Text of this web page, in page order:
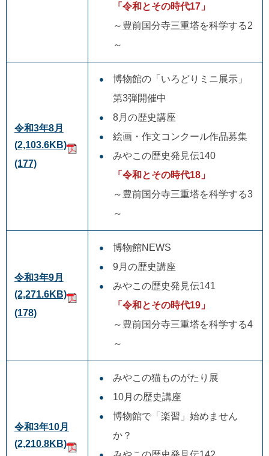
「令和とその時代17」
～豊前国分寺三重塔を科学する2
～
令和3年8月
(2,103.6KB)
(177)
博物館の「いろどりミニ展示」
第3弾開催中
8月の歴史講座
絵画・作文コンクール作品募集
みやこの歴史発見伝140
「令和とその時代18」
～豊前国分寺三重塔を科学する3
～
令和3年9月
(2,271.6KB)
(178)
博物館NEWS
9月の歴史講座
みやこの歴史発見伝141
「令和とその時代19」
～豊前国分寺三重塔を科学する4
～
令和3年10月
(2,210.8KB)
みやこの猫ものがたり展
10月の歴史講座
博物館で「楽習」始めません
か？